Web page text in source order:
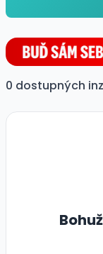
0 dostupných